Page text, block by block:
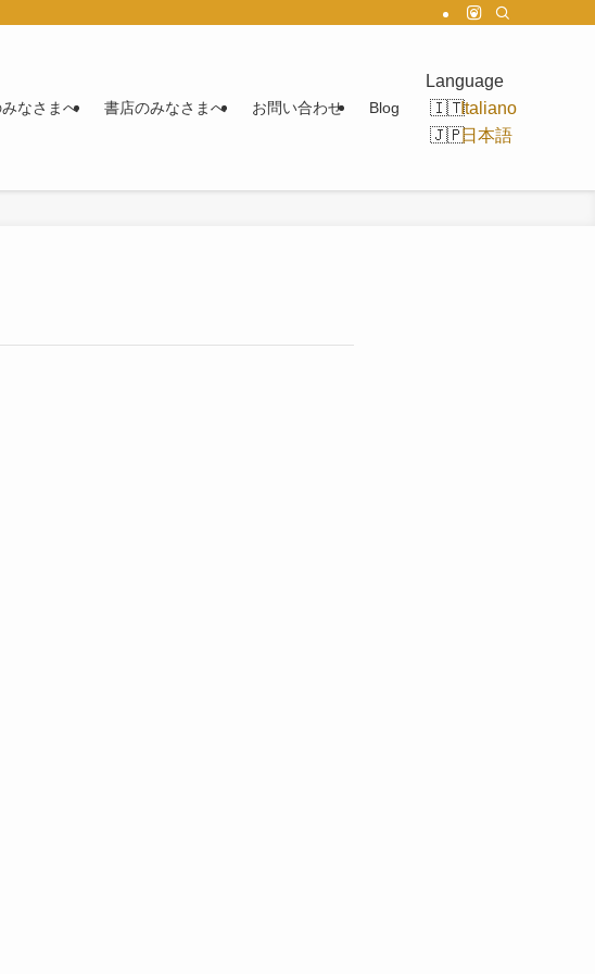
なさまへ 書店のみなさまへ お問い合わせ Blog
Language
Italiano
日本語